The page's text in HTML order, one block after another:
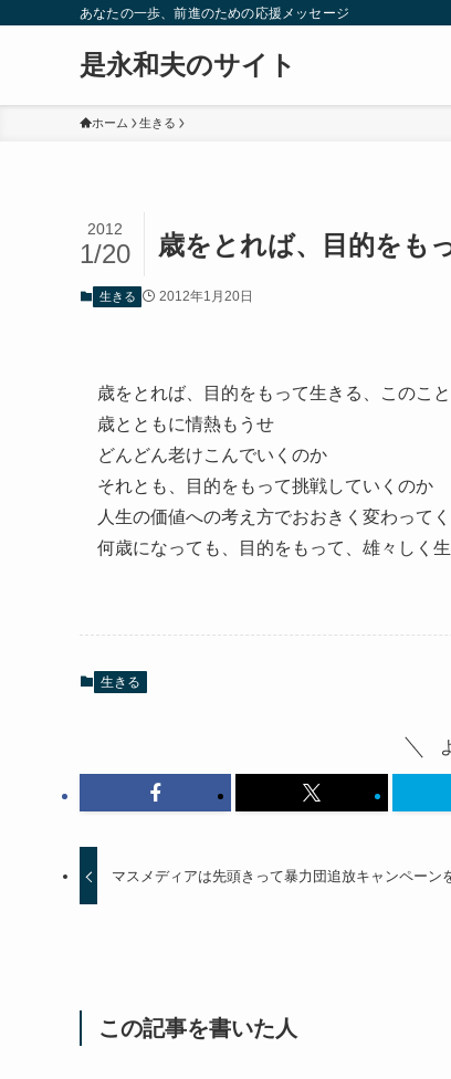
あなたの一歩、前進のための応援メッセージ
是永和夫のサイト
ホーム 生きる
歳をとれば、目的をも
2012
1/20
生きる 2012年1月20日
歳をとれば、目的をもって生きる、このこ
歳とともに情熱もうせ
どんどん老けこんでいくのか
それとも、目的をもって挑戦していくのか
人生の価値への考え方でおおきく変わって
何歳になっても、目的をもって、雄々しく
生きる
マスメディアは先頭きって暴力団追放キャンペーン
この記事を書いた人